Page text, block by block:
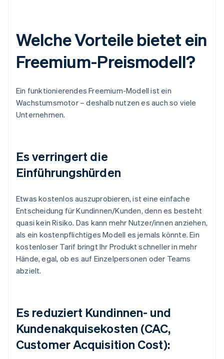
Welche Vorteile bietet ein
Freemium-Preismodell?
Ein funktionierendes Freemium-Modell ist ein
Wachstumsmotor – deshalb nutzen es auch so viele
Unternehmen.
Es verringert die
Einführungshürden
Etwas kostenlos auszuprobieren, ist eine einfache
Entscheidung für Kundinnen/Kunden, denn es besteht
quasi kein Risiko. Das kann mehr Nutzer/innen anziehen,
als ein kostenpflichtiges Modell es jemals könnte. Ein
kostenloser Tarif bringt Ihr Produkt schneller in mehr
Hände, egal, ob es auf Einzelpersonen oder Teams
abzielt.
Es reduziert Kundinnen- und
Kundenakquisekosten (CAC,
Customer Acquisition Cost):